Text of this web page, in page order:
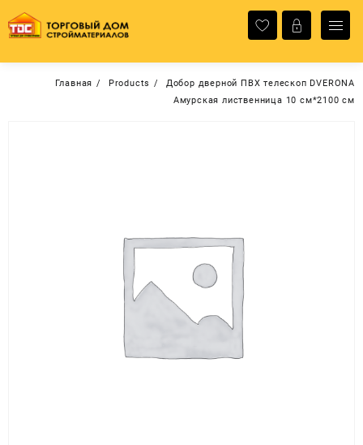
содержимому
Главная Products
Добор дверной ПВХ телескоп DVERONA
Амурская лиственница 10 см*2100 см